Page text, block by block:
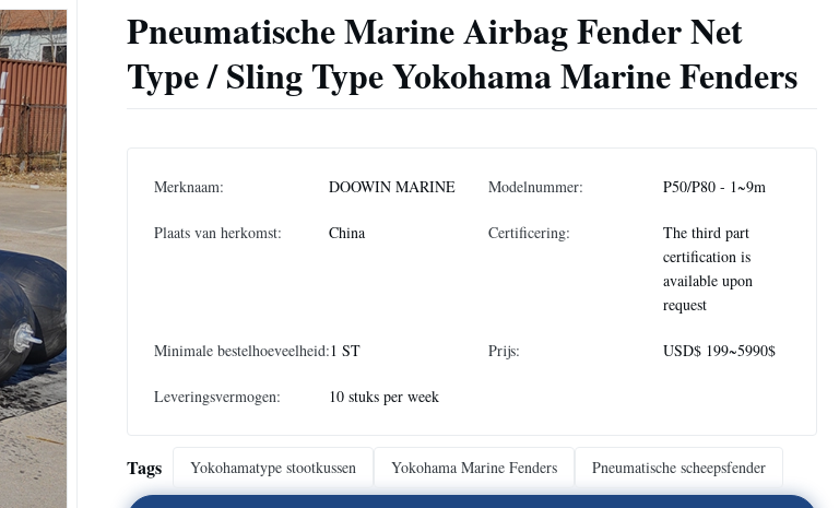
Pneumatische Marine Airbag Fender Net
Type / Sling Type Yokohama Marine Fenders
Merknaam: DOOWIN MARINE Modelnummer: P50/P80 - 1~9m
Plaats van herkomst: China Certificering:
The third part
certification is
available upon
request
Minimale bestelhoeveelheid:1 ST Prijs: USD$ 199~5990$
Leveringsvermogen: 10 stuks per week
Tags Yokohamatype stootkussen Yokohama Marine Fenders Pneumatische scheepsfender